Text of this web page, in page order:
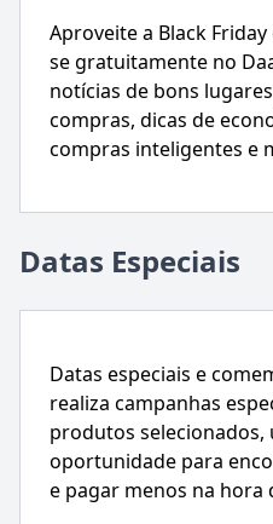
Aproveite a Black
se gratuitamente no
notícias de bons
compras, dicas de
compras inteligentes e
Datas Especiais
Datas especiais e
realiza campanhas
produtos selecionados,
oportunidade para
e pagar menos na hora